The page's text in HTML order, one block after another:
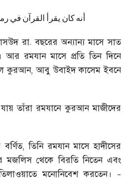
أنه كان يقرأ القرآن في
রা. বছরের অন্যান্য মাসে সাত
রমযান মাসে প্রতি তিন দিনে
কুরআন,আবু উবাইদ কাসেম ইবনে
তাঁরা রমযানে কুরআন মাজীদের
,তিনি রমযান মাসে হাদীসের
থেকে বিরতি নিতেন এবং
মনোনিবেশ করতেন।
–